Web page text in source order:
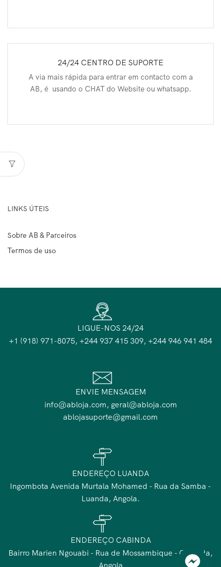
24/24 CENTRO DE SUPORTE
A via mais rápida para entrar em contacto com a
AB, é usando o CHAT do Website ou whatsapp.
LINKS ÚTEIS
Sobre AB & Parceiros
Termos de uso
LIGUE-NOS 24/24
+1 (918) 971-8075, +244 937 415 309, +244 946 941 484
ENVIE MENSAGEM
info@abloja.com, geral@abloja.com
ablojasuporte@gmail.com
ENDEREÇO LUANDA
Ingombota Avenida Murtala Mohamed - Rua da Samba -
Luanda, Angola.
ENDEREÇO CABINDA
Bairro Marien Ngouabi - Rua de Mossambique - Cabinda,